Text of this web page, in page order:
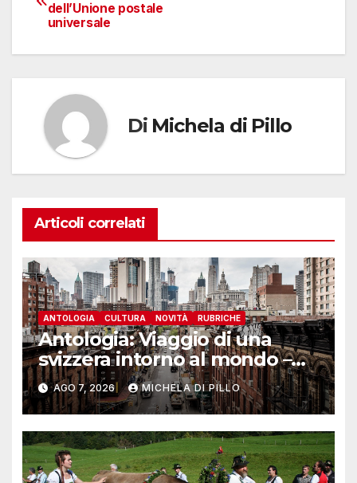
articoli
dell’Unione postale
universale
Di Michela di Pillo
Articoli correlati
ANTOLOGIA CULTURA NOVITÀ RUBRICHE
Antologia: Viaggio di una
svizzera intorno al mondo –
Yosemite
AGO 7, 2026 MICHELA DI PILLO